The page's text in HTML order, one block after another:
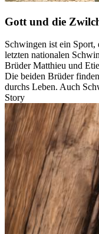
Gott und die
Schwingen ist ein
letzten nationalen
Brüder Matthieu und
Die beiden Brüder
durchs Leben. Auch
Story